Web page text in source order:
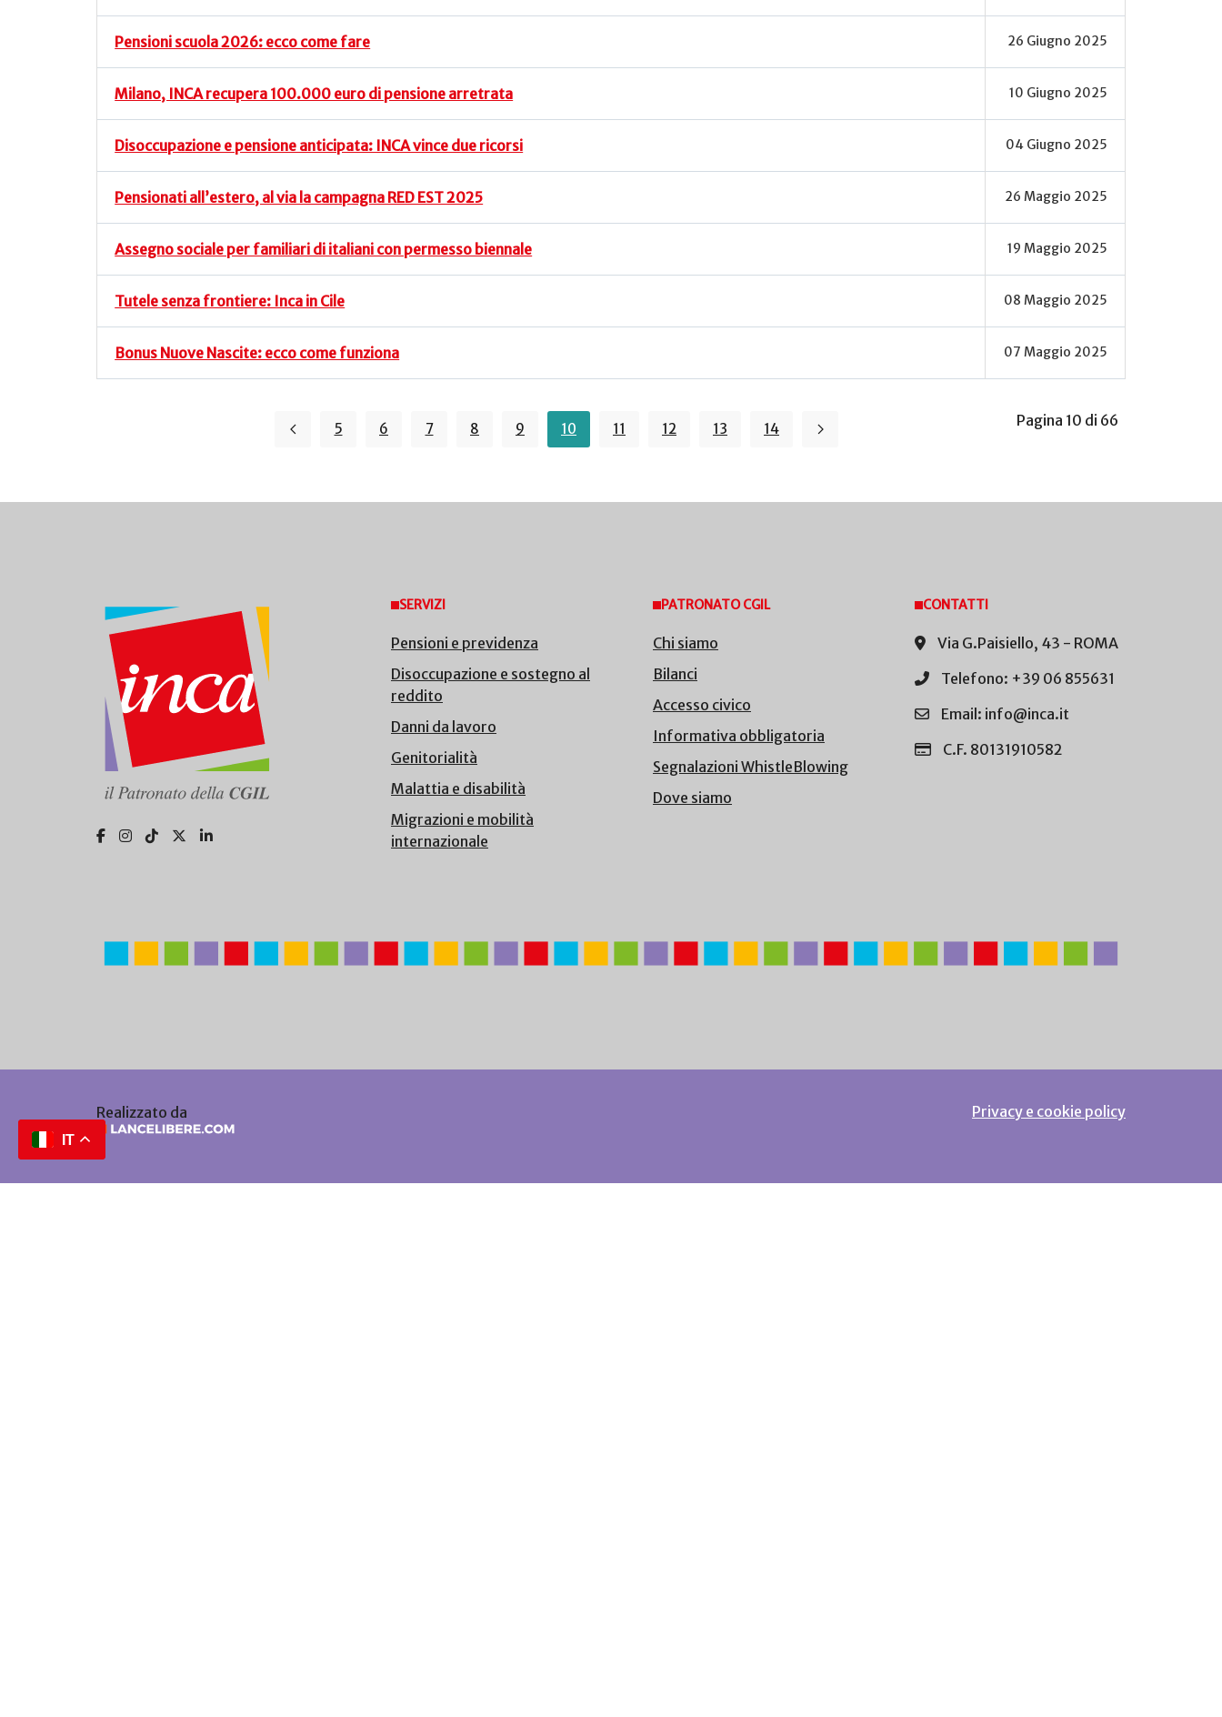
Pensioni scuola 2026: ecco come fare 26 Giugno 2025
Milano, INCA recupera 100.000 euro di pensione arretrata 10 Giugno 2025
Disoccupazione e pensione anticipata: INCA vince due ricorsi 04 Giugno 2025
Pensionati all’estero, al via la campagna RED EST 2025 26 Maggio 2025
Assegno sociale per familiari di italiani con permesso biennale 19 Maggio 2025
Tutele senza frontiere: Inca in Cile 08 Maggio 2025
Bonus Nuove Nascite: ecco come funziona 07 Maggio 2025
Pagina 10 di 66
5 6 7 8 9 10 11 12 13 14
SERVIZI
Pensioni e previdenza
Disoccupazione e sostegno al
reddito
Danni da lavoro
Genitorialità
Malattia e disabilità
Migrazioni e mobilità
internazionale
PATRONATO CGIL
Chi siamo
Bilanci
Accesso civico
Informativa obbligatoria
Segnalazioni WhistleBlowing
Dove siamo
CONTATTI
Via G.Paisiello, 43 - ROMA
Telefono: +39 06 855631
Email: info@inca.it
C.F. 80131910582
Realizzato da Privacy e cookie policy
IT